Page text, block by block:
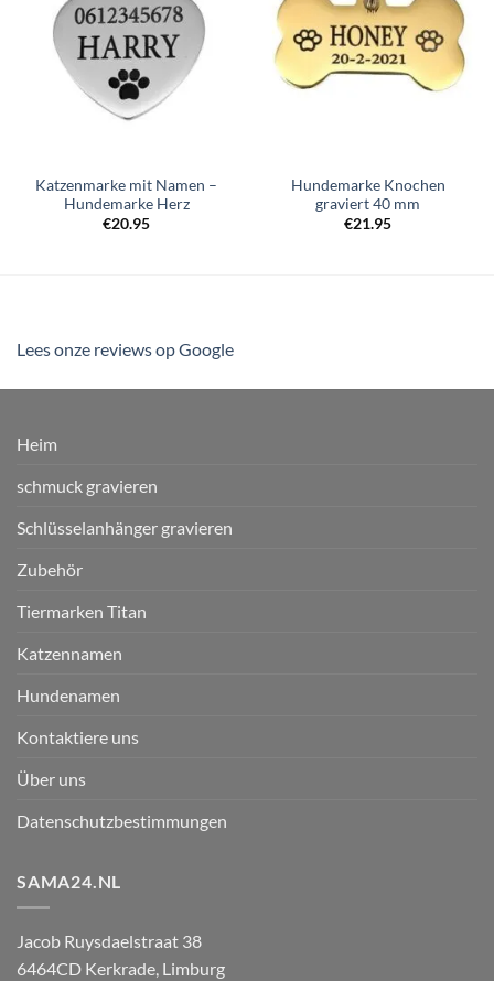
Katzenmarke mit Namen –
Hundemarke Herz
€20.95
Hundemarke Knochen
graviert 40 mm
€21.95
Lees onze reviews op Google
Heim
schmuck gravieren
Schlüsselanhänger gravieren
Zubehör
Tiermarken Titan
Katzennamen
Hundenamen
Kontaktiere uns
Über uns
Datenschutzbestimmungen
SAMA24.NL
Jacob Ruysdaelstraat 38
6464CD Kerkrade, Limburg